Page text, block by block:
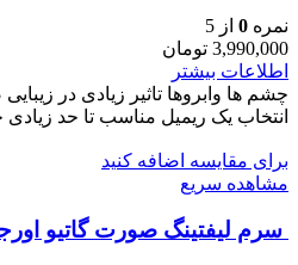
نمره 0 از 5
3,990,000 تومان
اطلاعات بیشتر
چشم ها وابروها تاثیر زیادی در
انتخاب یک ریمیل مناسب تا حد زیادی
برای مقایسه اضافه کنید
مشاهده سریع
سرم ليفتينگ صورت گاتیو